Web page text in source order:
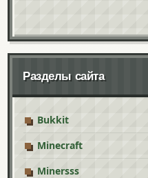
Разделы сайта
Bukkit
Minecraft
Minersss